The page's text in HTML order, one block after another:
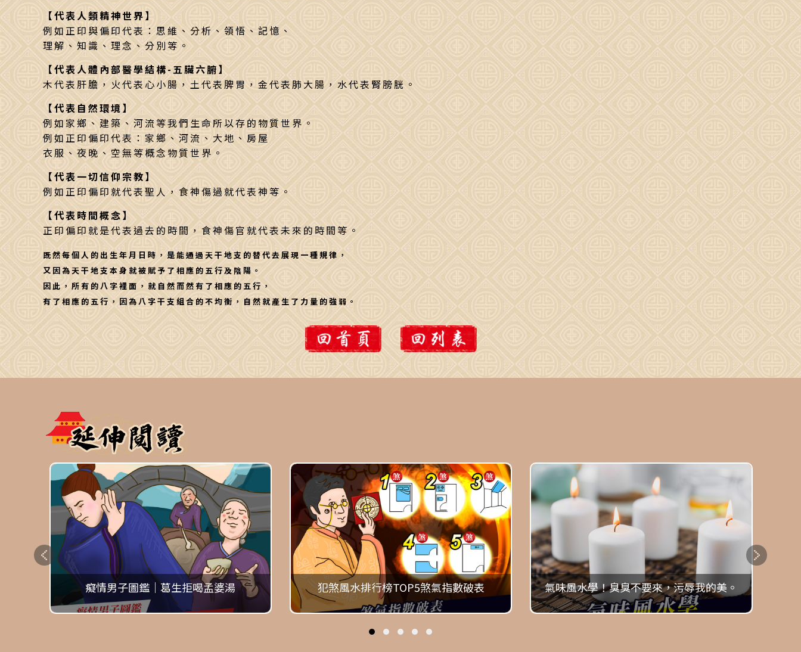
【代表人類精神世界】
例如正印與偏印代表：思維、分析、領悟、記憶、
理解、知識、理念、分別等。
【代表人體內部醫學結構-五臟六腑】
木代表肝膽，火代表心小腸，土代表脾胃，金代表肺大腸，水代表腎膀胱。
【代表自然環境】
例如家鄉、建築、河流等我們生命所以存的物質世界。
例如正印偏印代表：家鄉、河流、大地、房屋
衣服、夜晚、空無等概念物質世界。
【代表一切信仰宗教】
例如正印偏印就代表聖人，食神傷過就代表神等。
【代表時間概念】
正印偏印就是代表過去的時間，食神傷官就代表未來的時間等。
既然每個人的出生年月日時，是能通過天干地支的替代去展現一種規律，
又因為天干地支本身就被賦予了相應的五行及陰陽。
因此，所有的八字裡面，就自然而然有了相應的五行，
有了相應的五行，因為八字干支組合的不均衡，自然就產生了力量的強弱。
癡情男子圖鑑｜葛生拒喝孟婆湯 犯煞風水排行榜TOP5煞氣指數破表 氣味風水學！臭臭不要來，污辱我的美。